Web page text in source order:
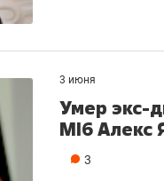
3 июня
Умер экс-
MI6 Алекс
3